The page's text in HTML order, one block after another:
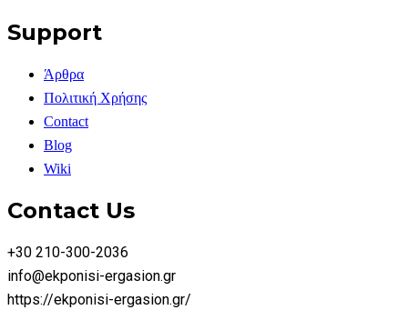
Support
Άρθρα
Πολιτική Χρήσης
Contact
Blog
Wiki
Contact Us
+30 210-300-2036
info@ekponisi-ergasion.gr
https://ekponisi-ergasion.gr/